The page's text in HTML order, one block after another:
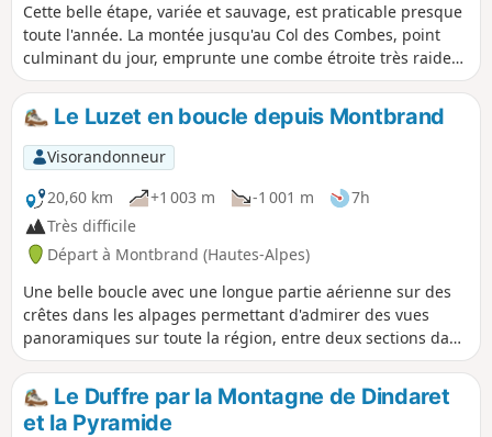
Cette belle étape, variée et sauvage, est praticable presque
toute l'année. La montée jusqu'au Col des Combes, point
culminant du jour, emprunte une combe étroite très raide
dans une forêt de hêtres et offre quelques belles vues sur
les sommets du Dévoluy. La descente à travers des forêts de
pins et de feuillus mène aux gorges du Gros Moret qu'on
franchit par la route, juste avant le tranquille village de La
Piarre.
Le Luzet en boucle depuis Montbrand
Visorandonneur
20,60 km
+1 003 m -1 001 m
7h
Très difficile
Départ à Montbrand (Hautes-Alpes)
Une belle boucle avec une longue partie aérienne sur des
crêtes dans les alpages permettant d'admirer des vues
panoramiques sur toute la région, entre deux sections dans
de belles forêts, surtout de hêtres.
Le Duffre par la Montagne de Dindaret
et la Pyramide